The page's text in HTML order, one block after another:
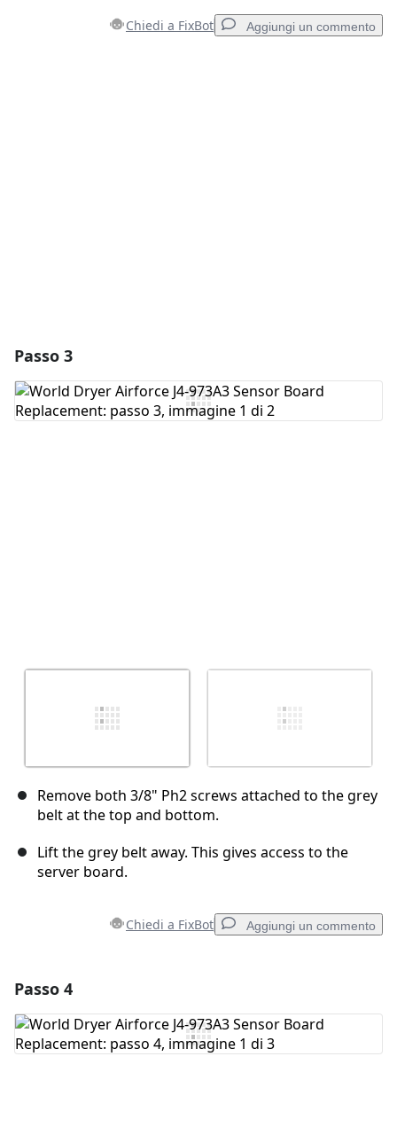
Chiedi a FixBot Aggiungi un commento
Passo 3
Remove both 3/8" Ph2 screws attached to the grey
belt at the top and bottom.
Lift the grey belt away. This gives access to the
server board.
Chiedi a FixBot Aggiungi un commento
Aggiungi Commento
Passo 4